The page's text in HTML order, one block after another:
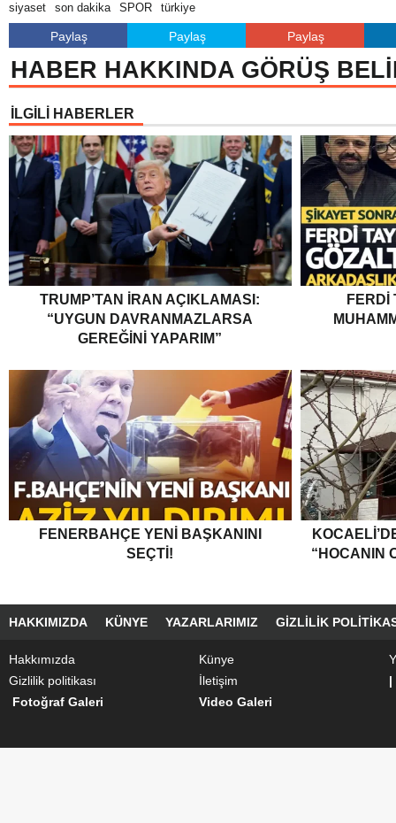
siyaset
son dakika SPOR türkiye
Paylaş Paylaş Paylaş
HABER HAKKINDA GÖRÜŞ
İLGİLİ HABERLER
TRUMP’TAN İRAN AÇIKLAMASI:
“UYGUN DAVRANMAZLARSA
GEREĞINI YAPARIM”
FERDI
FENERBAHÇE YENI BAŞKANINI
SEÇTI!
“HOCANIN
HAKKIMIZDA KÜNYE YAZARLARIMIZ GIZLILIK
Hakkımızda Künye
Gizlilik politikası
İletişim
|
Fotoğraf Galeri
Video Galeri